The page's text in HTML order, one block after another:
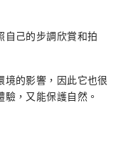
自己的步調欣賞和拍
境的影響，因此它也很
，又能保護自然。